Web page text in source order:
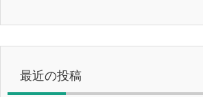
最近の投稿